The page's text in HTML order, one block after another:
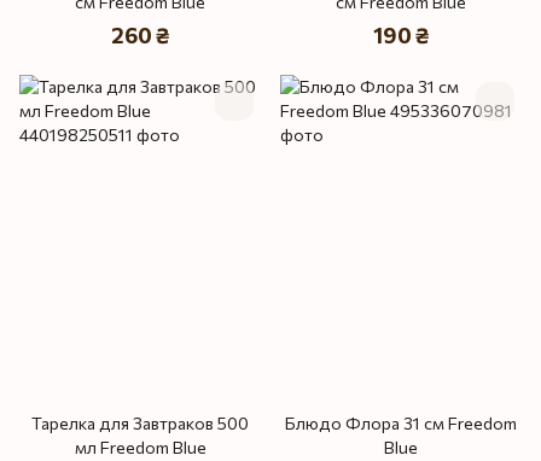
260 ₴ 190 ₴
Тарелка для Завтраков 500
мл Freedom Blue
Блюдо Флора 31 см Freedom
Blue